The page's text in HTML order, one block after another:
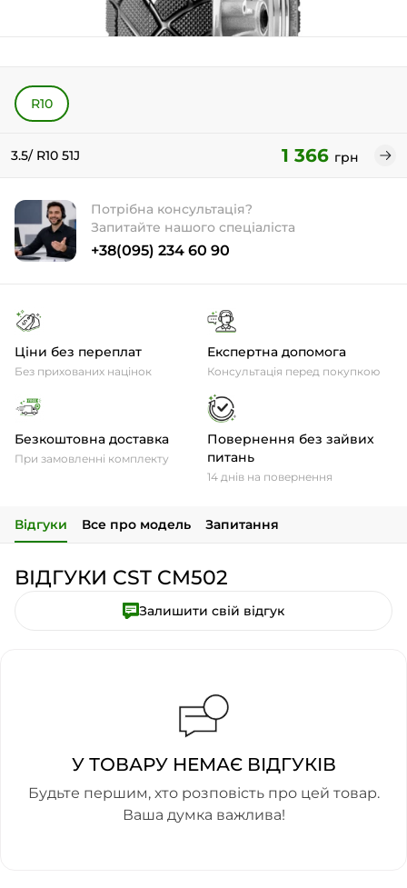
R10
3.5/ R10 51J 1 366 грн
Потрібна консультація?
Запитайте нашого спеціаліста
+38(095) 234 60 90
Ціни без переплат
Без прихованих націнок
Експертна допомога
Консультація перед покупкою
Безкоштовна доставка
При замовленні комплекту
Повернення без зайвих
питань
14 днів на повернення
Відгуки Все про модель Запитання
ВІДГУКИ CST CM502
Залишити свій відгук
У ТОВАРУ НЕМАЄ ВІДГУКІВ
Будьте першим, хто розповість про цей товар.
Ваша думка важлива!